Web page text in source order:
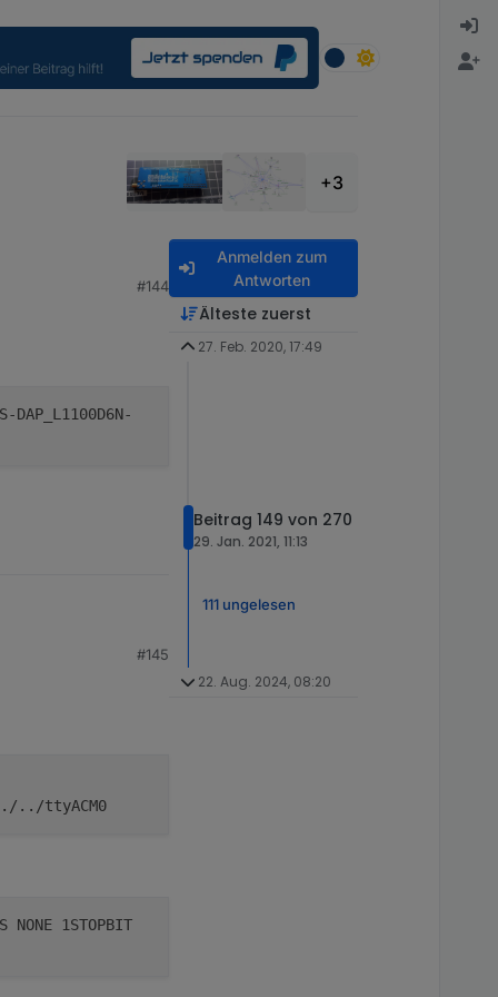
+3
#144
DAP_L1100D6N-
#145
../ttyACM0
NONE 1STOPBIT
Anmelden zum
Antworten
Älteste zuerst
27. Feb. 2020, 17:49
Beitrag 149 von 270
29. Jan. 2021, 11:13
111 ungelesen
22. Aug. 2024, 08:20